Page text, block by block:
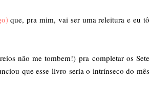
que, pra mim, vai ser uma releitura e eu tô
não me tombem!) pra completar os Sete
que esse livro seria o intrínseco do mês